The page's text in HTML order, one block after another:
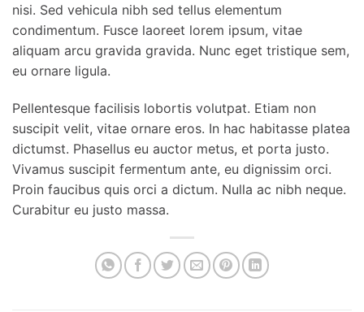
nisi. Sed vehicula nibh sed tellus elementum
condimentum. Fusce laoreet lorem ipsum, vitae
aliquam arcu gravida gravida. Nunc eget tristique sem,
eu ornare ligula.
Pellentesque facilisis lobortis volutpat. Etiam non
suscipit velit, vitae ornare eros. In hac habitasse platea
dictumst. Phasellus eu auctor metus, et porta justo.
Vivamus suscipit fermentum ante, eu dignissim orci.
Proin faucibus quis orci a dictum. Nulla ac nibh neque.
Curabitur eu justo massa.